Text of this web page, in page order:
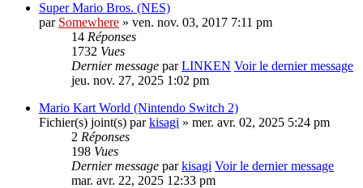
Super Mario Bros. (NES)
par Somewhere » ven. nov. 03, 2017 7:11 pm
14 Réponses
1732 Vues
Dernier message parLINKEN Voir le dernier message
jeu. nov. 27, 2025 1:02 pm
Mario Kart World (Nintendo Switch 2)
Fichier(s) joint(s) parkisagi » mer. avr. 02, 2025 5:24 pm
2 Réponses
198 Vues
Dernier message parkisagi Voir le dernier message
mar. avr. 22, 2025 12:33 pm